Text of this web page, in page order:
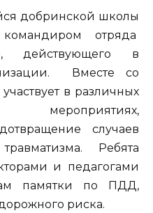
добринской школы
отряда
действующего в
Вместе со
в различных
мероприятиях,
случаев
Ребята
и педагогами
памятки по ПДД,
риска.